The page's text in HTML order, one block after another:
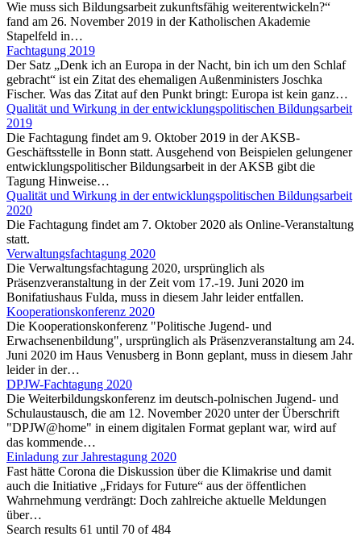
Wie muss sich Bildungsarbeit zukunftsfähig weiterentwickeln?“
fand am 26. November 2019 in der Katholischen Akademie
Stapelfeld in…
Fachtagung 2019
Der Satz „Denk ich an Europa in der Nacht, bin ich um den Schlaf
gebracht“ ist ein Zitat des ehemaligen Außenministers Joschka
Fischer. Was das Zitat auf den Punkt bringt: Europa ist kein ganz…
Qualität und Wirkung in der entwicklungspolitischen Bildungsarbeit
2019
Die Fachtagung findet am 9. Oktober 2019 in der AKSB-
Geschäftsstelle in Bonn statt. Ausgehend von Beispielen gelungener
entwicklungspolitischer Bildungsarbeit in der AKSB gibt die
Tagung Hinweise…
Qualität und Wirkung in der entwicklungspolitischen Bildungsarbeit
2020
Die Fachtagung findet am 7. Oktober 2020 als Online-Veranstaltung
statt.
Verwaltungsfachtagung 2020
Die Verwaltungsfachtagung 2020, ursprünglich als
Präsenzveranstaltung in der Zeit vom 17.-19. Juni 2020 im
Bonifatiushaus Fulda, muss in diesem Jahr leider entfallen.
Kooperationskonferenz 2020
Die Kooperationskonferenz "Politische Jugend- und
Erwachsenenbildung", ursprünglich als Präsenzveranstaltung am 24.
Juni 2020 im Haus Venusberg in Bonn geplant, muss in diesem Jahr
leider in der…
DPJW-Fachtagung 2020
Die Weiterbildungskonferenz im deutsch-polnischen Jugend- und
Schulaustausch, die am 12. November 2020 unter der Überschrift
"DPJW@home" in einem digitalen Format geplant war, wird auf
das kommende…
Einladung zur Jahrestagung 2020
Fast hätte Corona die Diskussion über die Klimakrise und damit
auch die Initiative „Fridays for Future“ aus der öffentlichen
Wahrnehmung verdrängt: Doch zahlreiche aktuelle Meldungen
über…
Search results 61 until 70 of 484